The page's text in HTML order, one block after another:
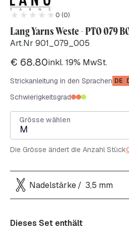
0 (0)
Lang Yarns Weste - PTO 079
Art.Nr 901_079_005
€ 68.80inkl. 19% MwSt.
Strickanleitung in den Sprachen DE
Schwierigkeitsgrad
Grösse wählen
M
Die Grösse ändert die Anzahl Stück
Nadelstärke 3,5 mm
Dieses Set enthält